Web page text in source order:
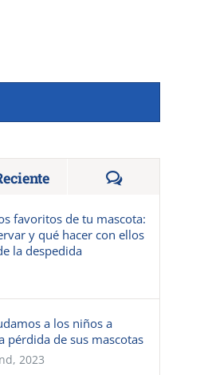
favoritos de tu mascota:
y qué hacer con ellos
la despedida
a los niños a
pérdida de sus mascotas
2023